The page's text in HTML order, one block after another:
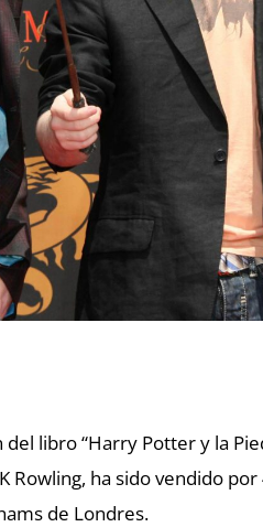
libro “Harry Potter y la
Rowling, ha sido vendido
de Londres.